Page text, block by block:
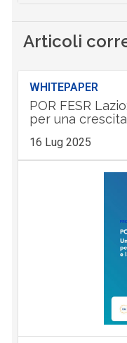
Articoli
WHITEPAPER
POR FESR
per una
16 Lug 2025